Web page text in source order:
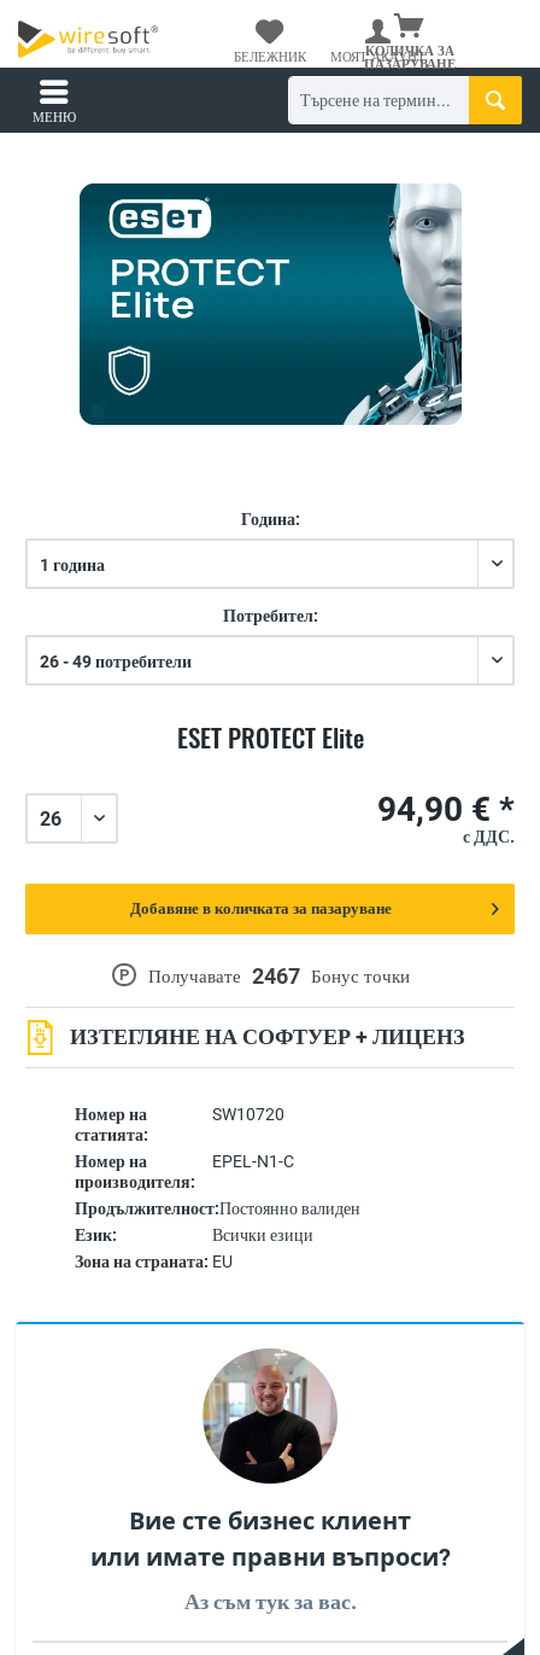
КОЛИЧКА ЗА
ПАЗАРУВАНЕ
БЕЛЕЖНИК МОЯТ АКАУНТ
МЕНЮ
ESET PROTECT Elite
Година:
Потребител:
Номер на
статията:
SW10720
Номер на
производителя:
EPEL-N1-C
Продължителност:Постоянно валиден
Език:
Всички езици
Зона на страната: EU
P Получавате 2467 Бонус точки
ИЗТЕГЛЯНЕ НА СОФТУЕР + ЛИЦЕНЗ
94,90 € *
с ДДС.
Добавяне в количката за пазаруване
Вие сте бизнес клиент
или имате правни въпроси?
Аз съм тук за вас.